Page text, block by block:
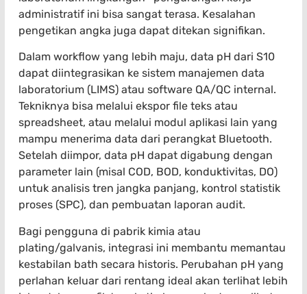
administratif ini bisa sangat terasa. Kesalahan
pengetikan angka juga dapat ditekan signifikan.
Dalam workflow yang lebih maju, data pH dari S10
dapat diintegrasikan ke sistem manajemen data
laboratorium (LIMS) atau software QA/QC internal.
Tekniknya bisa melalui ekspor file teks atau
spreadsheet, atau melalui modul aplikasi lain yang
mampu menerima data dari perangkat Bluetooth.
Setelah diimpor, data pH dapat digabung dengan
parameter lain (misal COD, BOD, konduktivitas, DO)
untuk analisis tren jangka panjang, kontrol statistik
proses (SPC), dan pembuatan laporan audit.
Bagi pengguna di pabrik kimia atau
plating/galvanis, integrasi ini membantu memantau
kestabilan bath secara historis. Perubahan pH yang
perlahan keluar dari rentang ideal akan terlihat lebih